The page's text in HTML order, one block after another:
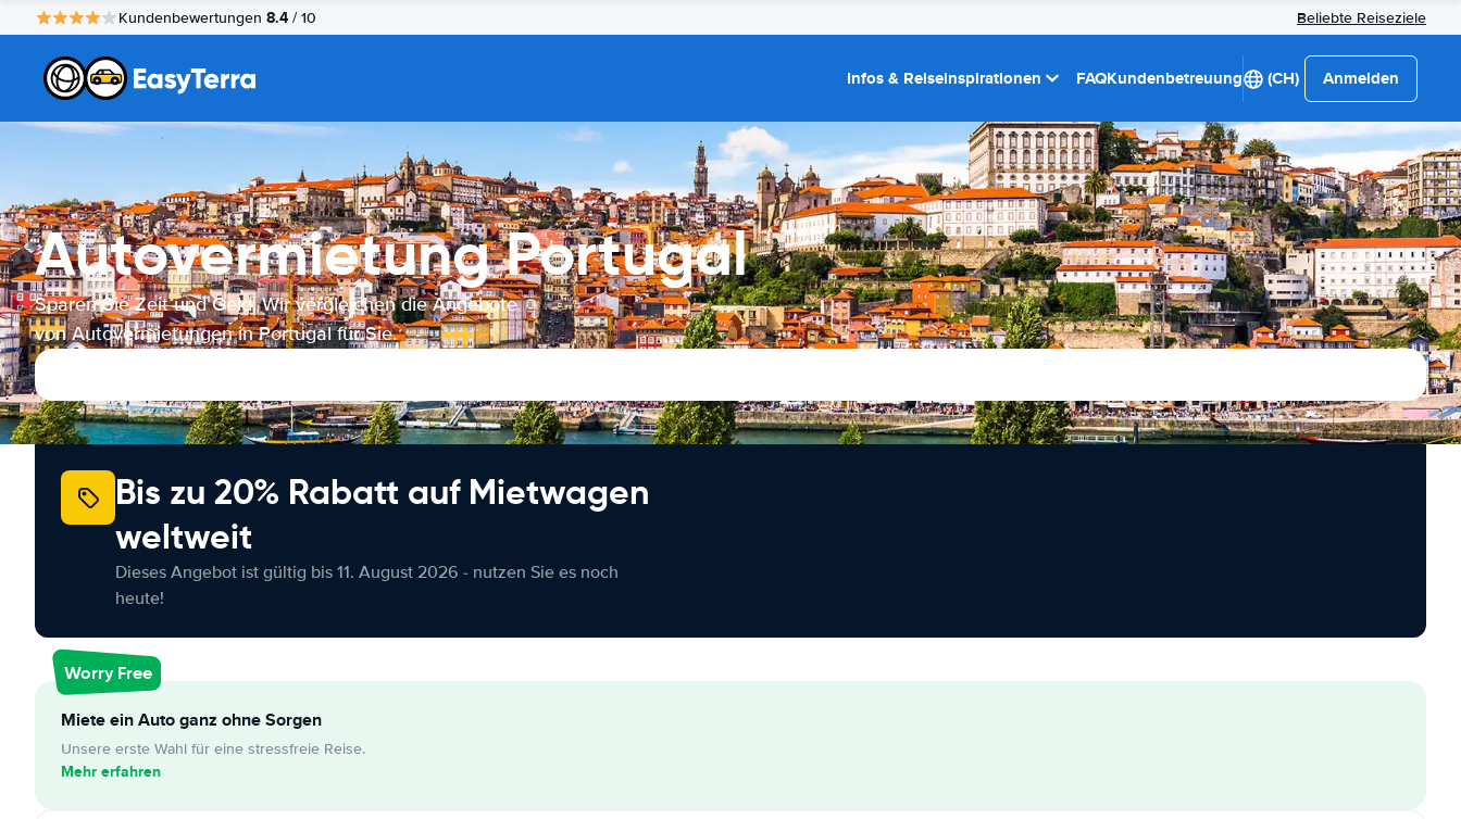
Kundenbewertungen 8.4 / 10 Beliebte Reiseziele
Infos & Reiseinspirationen FAQKundenbetreuung (CH) Anmelden
Autovermietung Portugal
Sparen Sie Zeit und Geld. Wir vergleichen die Angebote
von Autovermietungen in Portugal für Sie.
Bis zu 20% Rabatt auf Mietwagen
weltweit
Dieses Angebot ist gültig bis 11. August 2026 - nutzen Sie es noch
heute!
Worry Free
Miete ein Auto ganz ohne Sorgen
Unsere erste Wahl für eine stressfreie Reise.
Mehr erfahren